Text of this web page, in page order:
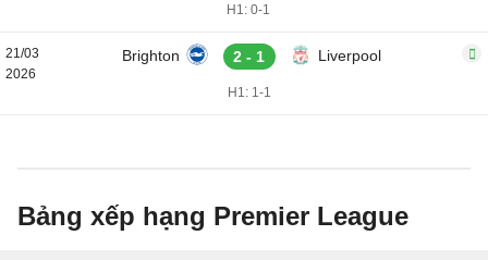
H1: 0-1
21/03
2026
Brighton 2 - 1 Liverpool
H1: 1-1
Bảng xếp hạng Premier League